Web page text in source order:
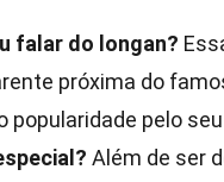
falar do longan?
próxima do
popularidade pelo
Além de ser